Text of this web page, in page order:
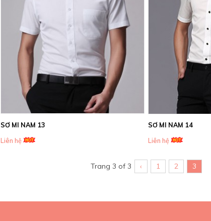
SƠ MI NAM 13
Liên hệ
SƠ MI NAM 14
Liên hệ
Trang 3 of 3 ‹ 1 2 3